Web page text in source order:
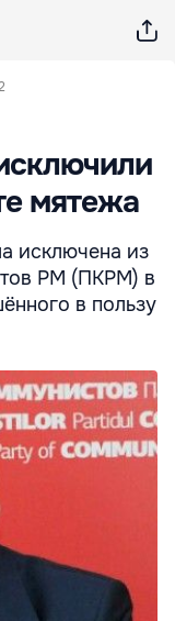
мятежа
исключена из
РМ (ПКРМ) в
в пользу